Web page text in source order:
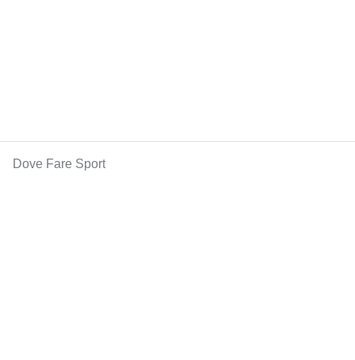
Dove Fare Sport